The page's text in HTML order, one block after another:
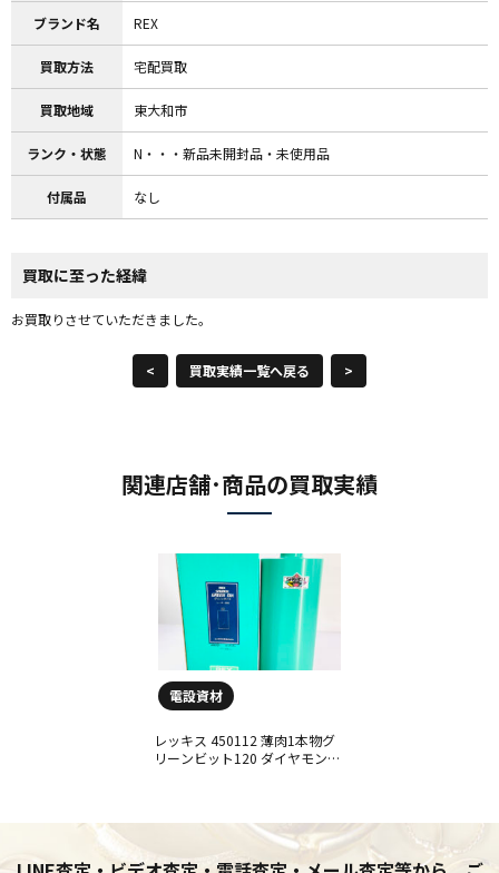
ブランド名 REX
買取方法 宅配買取
買取地域 東大和市
ランク・状態 N・・・新品未開封品・未使用品
付属品 なし
買取に至った経緯
お買取りさせていただきました。
< 買取実績一覧へ戻る >
関連店舗･商品の買取実績
電設資材
レッキス 450112 薄肉1本物グ
リーンビット120 ダイヤモンド